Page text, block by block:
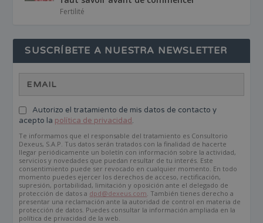
Fertilité
SUSCRÍBETE A NUESTRA NEWSLETTER
Autorizo el tratamiento de mis datos de contacto y
acepto la política de privacidad.
Te informamos que el responsable del tratamiento es Consultorio
Dexeus, S.A.P. Tus datos serán tratados con la finalidad de hacerte
llegar periódicamente un boletín con información sobre la actividad,
servicios y novedades que puedan resultar de tu interés. Este
consentimiento puede ser revocado en cualquier momento. En todo
momento puedes ejercer los derechos de acceso, rectificación,
supresión, portabilidad, limitación y oposición ante el delegado de
protección de datos a dpd@dexeus.com . También tienes derecho a
presentar una reclamación ante la autoridad de control en materia de
protección de datos. Puedes consultar la información ampliada en la
política de privacidad de la web.